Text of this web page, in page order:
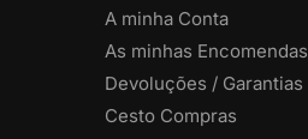
A minha Conta
As minhas Encomendas
Devoluções / Garantias
Cesto Compras